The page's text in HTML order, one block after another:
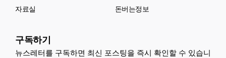
자료실
돈버는정보
구독하기
뉴스레터를 구독하면 최신 포스팅을 즉시 확인할 수 있습니